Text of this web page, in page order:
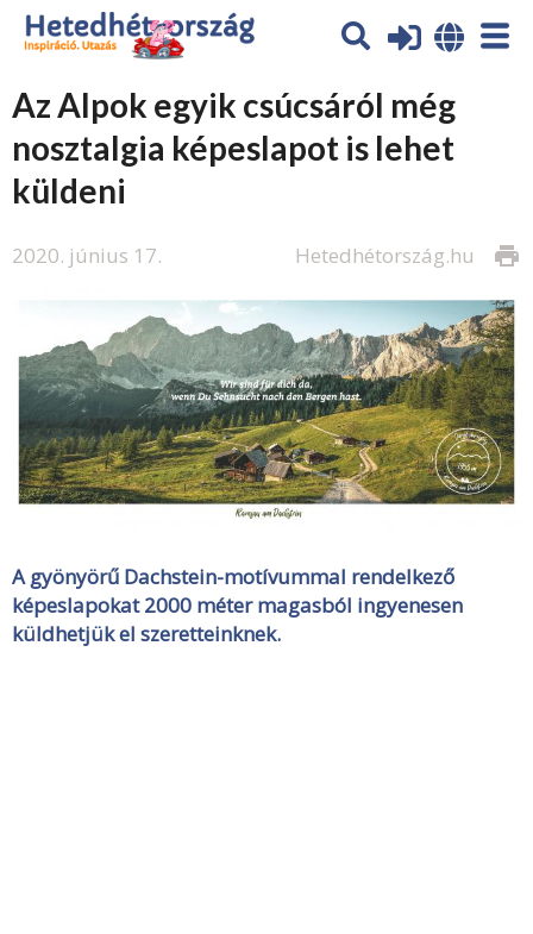
Az Alpok egyik csúcsáról még
nosztalgia képeslapot is lehet
küldeni
2020. június 17. print
Hetedhétország.hu
A gyönyörű Dachstein-motívummal rendelkező
képeslapokat 2000 méter magasból ingyenesen
küldhetjük el szeretteinknek.